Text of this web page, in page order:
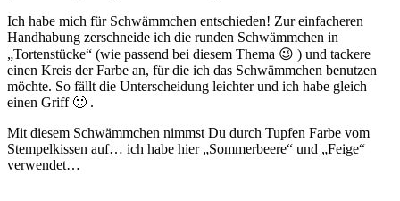
Ich habe mich für Schwämmchen entschieden! Zur einfacheren
Handhabung zerschneide ich die runden Schwämmchen in
„Tortenstücke“ (wie passend bei diesem Thema 😉 ) und tackere
einen Kreis der Farbe an, für die ich das Schwämmchen benutzen
möchte. So fällt die Unterscheidung leichter und ich habe gleich
einen Griff 🙂 .
Mit diesem Schwämmchen nimmst Du durch Tupfen Farbe vom
Stempelkissen auf… ich habe hier „Sommerbeere“ und „Feige“
verwendet…